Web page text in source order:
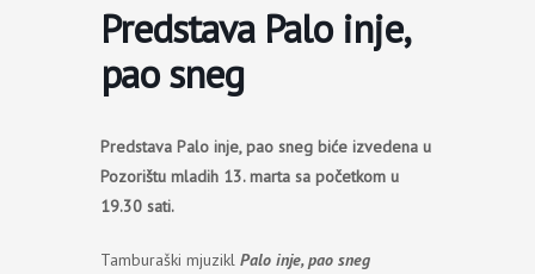
Predstava Palo inje,
pao sneg
Predstava Palo inje, pao sneg biće izvedena u
Pozorištu mladih 13. marta sa početkom u
19.30 sati.
Tamburaški mjuzikl Palo inje, pao sneg